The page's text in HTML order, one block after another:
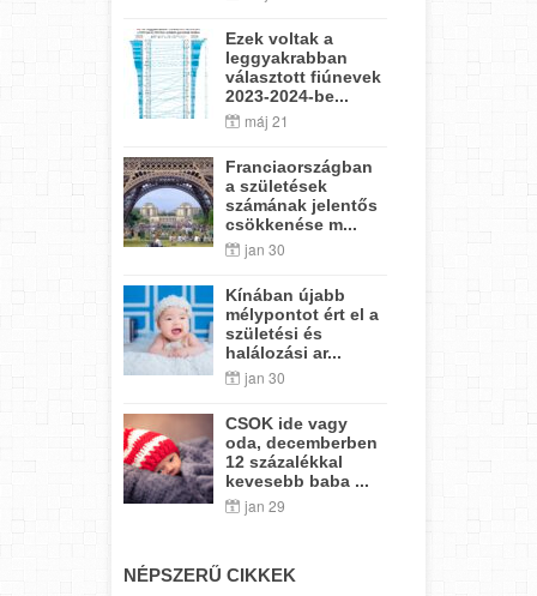
Ezek voltak a
leggyakrabban
választott fiúnevek
2023-2024-be...
máj 21
Franciaországban
a születések
számának jelentős
csökkenése m...
jan 30
Kínában újabb
mélypontot ért el a
születési és
halálozási ar...
jan 30
CSOK ide vagy
oda, decemberben
12 százalékkal
kevesebb baba ...
jan 29
NÉPSZERŰ CIKKEK